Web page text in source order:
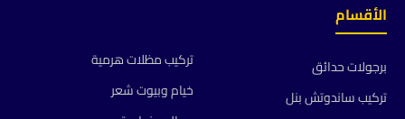
الأقسام
برجولات حدائق
تركيب ساندوتش بنل
تركيب مظلات هرمية
خيام وبيوت شعر